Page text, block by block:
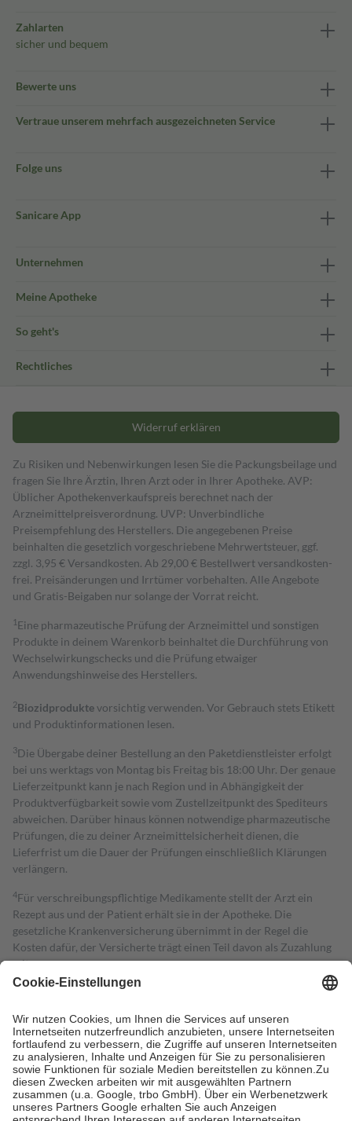
Zahlarten
sicher und bequem
Bewerte uns
Vertraue unserem mehrfach ausgezeichneten Service
Folge uns
Sanicare App
Unternehmen
Meine Apotheke
So geht's
Rechtliches
Widerruf erklären
Zu Risiken und Nebenwirkungen lesen Sie die Packungsbeilage und
fragen Sie Ihre Ärztin, Ihren Arzt oder in Ihrer Apotheke. AVP:
Üblicher Apothekenverkaufspreis berechnet nach der
Arzneimittelpreisverordnung. UVP: Unverbindliche
Preisempfehlung des Herstellers. Die angegebenen Preise
beinhalten die gesetzlich vorgeschriebene Mehrwertsteuer, ggf.
zzgl. 3,95 € Versandkosten. Ab 29,00 € Bestell­wert versand­kosten­
frei. Preisänderungen und Irrtümer vorbehalten. Alle Angebote
und Gratis-Beigaben nur solange der Vorrat reicht.
1 Eine pharmazeutische Prüfung der Arzneimittel und sonstigen
Produkte in deinem Warenkorb beinhaltet die Durchführung von
Wechselwirkungschecks und die Prüfung etwaiger
Anwendungshinweise des Herstellers.
2Biozidproduktevorsichtig verwenden. Vor Gebrauch stets Etikett
und Produktinformationen lesen.
3Die Übergabe deiner Bestellung an den Paketdienstleister erfolgt
bei uns werktags von Montag bis Freitag bis 18:00 Uhr. Der genaue
Lieferzeitpunkt kann je nach Region und in Abhängigkeit der
Produktverfügbarkeit sowie vom Zustellzeitpunkt des Spediteurs
abweichen. Darüber hinaus können notwendige pharmazeutische
Prüfungen, die zu deiner Arzneimittelsicherheit dienen, die
Lieferfrist um die Dauer der Prüfungen einschließlich Klärungen
verlängern.
4Für verschreibungspflichtige Medikamente stellt der Arzt ein
Rezept aus und der Patient erhält sie in der Apotheke. Die
gesetzliche Krankenversicherung übernimmt in der Regel die
Kosten dafür, der Versicherte trägt einen Teil davon als Zuzahlung
mit.
Grundsätzlich leisten Mitglieder Zuzahlungen in Höhe von zehn
höchstens zehn Euro.
Es sind jedoch nie mehr als die tatsächlichen
Kosten der Leistung zu entrichten.
Diese Regeln gelten grundsätzlich auch für Online-Apotheken.
Bei Heilmitteln und häuslicher Krankenpflege beträgt die
Zuzahlung zehn Prozent der Kosten sowie zehn Euro je
Verordnung.
Um das Engagement der Versicherten für ihre eigene Gesundheit zu